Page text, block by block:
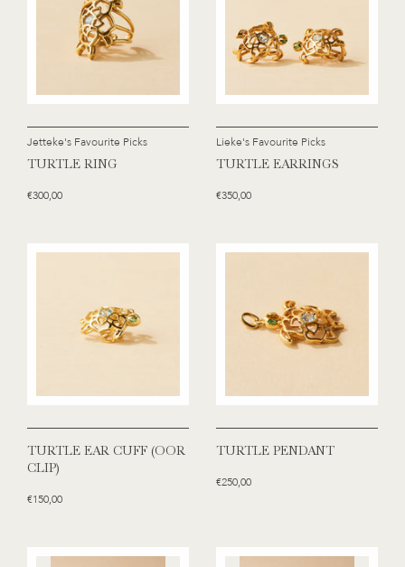
Jetteke's Favourite Picks
TURTLE RING
€300,00
Lieke's Favourite Picks
TURTLE EARRINGS
€350,00
TURTLE EAR CUFF (OOR
CLIP)
€150,00
TURTLE PENDANT
€250,00